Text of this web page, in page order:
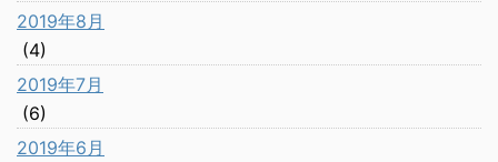
2019年8月
(4)
2019年7月
(6)
2019年6月